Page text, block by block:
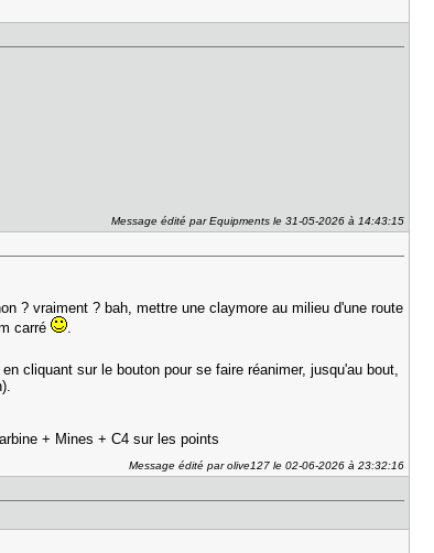
Message édité par Equipments le 31-05-2026 à 14:43:15
? vraiment ? bah, mettre une claymore au milieu d'une route
carré
.
cliquant sur le bouton pour se faire réanimer, jusqu'au bout,
+ Mines + C4 sur les points
Message édité par olive127 le 02-06-2026 à 23:32:16